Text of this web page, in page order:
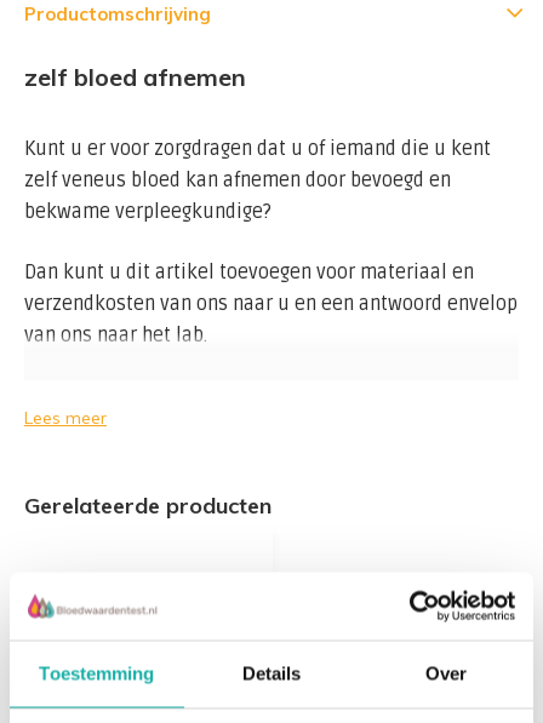
Toestemming Details Over
Productomschrijving
zelf bloed afnemen
Kunt u er voor zorgdragen dat u of iemand die u kent
zelf veneus bloed kan afnemen door bevoegd en
bekwame verpleegkundige?
Dan kunt u dit artikel toevoegen voor materiaal en
verzendkosten van ons naar u en een antwoord envelop
van ons naar het lab.
Lees meer
Gerelateerde producten